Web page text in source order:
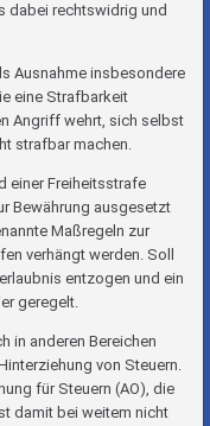
dabei rechtswidrig und
Ausnahme insbesondere
eine Strafbarkeit
Angriff wehrt, sich selbst
strafbar machen.
einer Freiheitsstrafe
Bewährung ausgesetzt
Maßregeln zur
verhängt werden. Soll
entzogen und ein
geregelt.
in anderen Bereichen
von Steuern.
für Steuern (AO), die
damit bei weitem nicht